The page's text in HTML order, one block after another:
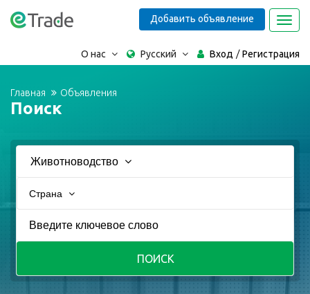
О нас
Русский Вход Регистрация
Добавить объявление
Главная Объявления
Поиск
Животноводство
Страна
ПОИСК